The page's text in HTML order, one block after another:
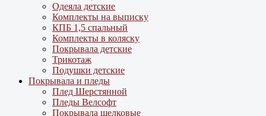
Одеяла детские
Комплекты на выписку
КПБ 1,5 спальный
Комплекты в коляску
Покрывала детские
Трикотаж
Подушки детские
Покрывала и пледы
Плед Шерстянной
Пледы Велсофт
Покрывала шелковые